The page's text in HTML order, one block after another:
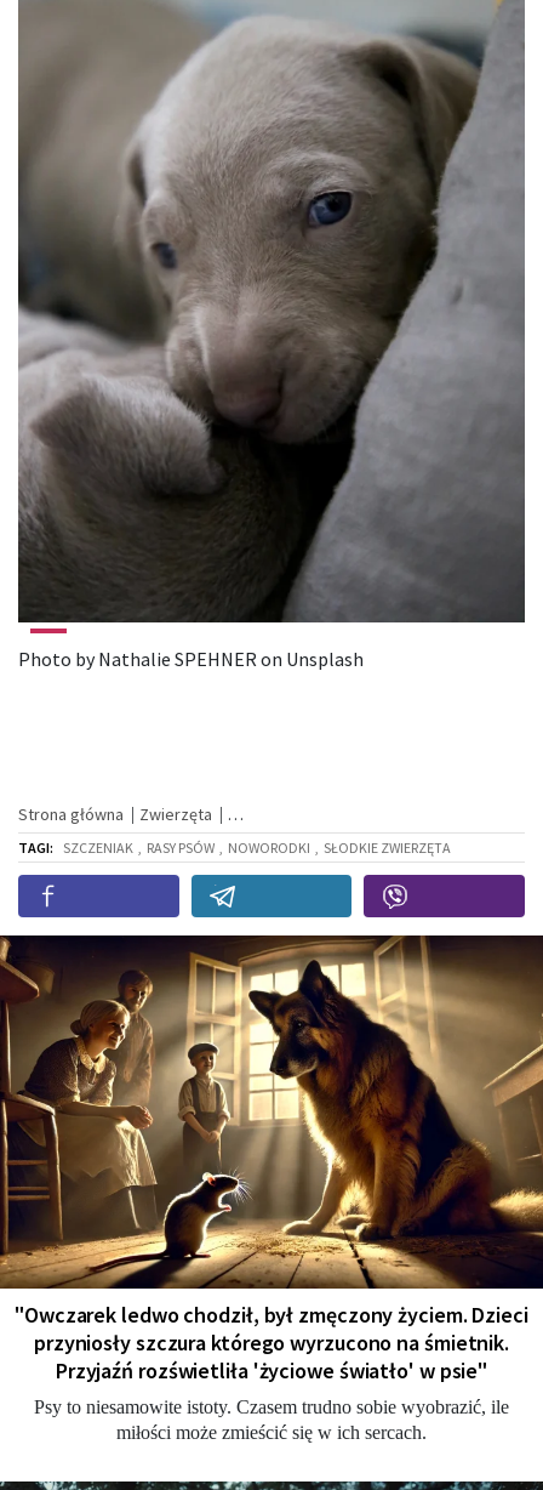
Photo by Nathalie SPEHNER on Unsplash
Strona główna Zwierzęta
TAGI: SZCZENIAK RASY PSÓW NOWORODKI SŁODKIE ZWIERZĘTA
"Owczarek ledwo chodził, był zmęczony życiem. Dzieci
przyniosły szczura którego wyrzucono na śmietnik.
Przyjaźń rozświetliła 'życiowe światło' w psie"
Psy to niesamowite istoty. Czasem trudno sobie wyobrazić, ile
miłości może zmieścić się w ich sercach.